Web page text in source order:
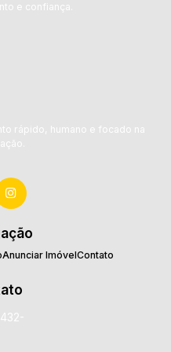
e confiança.
rápido, humano e focado na
Anunciar ImóvelContato